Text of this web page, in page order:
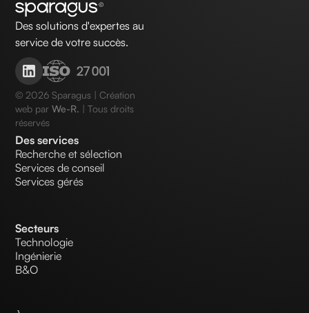
Des solutions d'expertes au
service de votre succès.
© 2026 Sparagus | Création
web parWe-R. | Tous droits
réservés
Des services
Recherche et sélection
Services de conseil
Services gérés
Secteurs
Technologie
Ingénierie
B&O